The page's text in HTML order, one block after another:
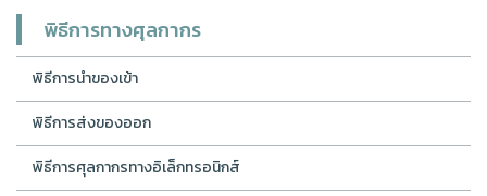
พิธีการทางศุลกากร
พิธีการนำของเข้า
พิธีการส่งของออก
พิธีการศุลกากรทางอิเล็กทรอนิกส์